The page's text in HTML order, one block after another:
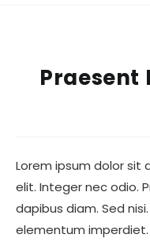
Praesent
Lorem ipsum dolor sit
elit. Integer nec odio.
dapibus diam. Sed
elementum imperdiet.